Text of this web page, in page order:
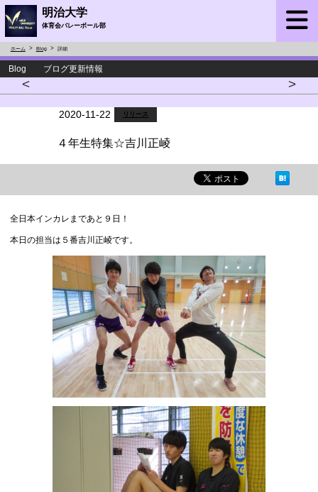
明治大学
体育会バレーボール部
ホーム Blog 詳細
Blog ブログ更新情報
< >
2020-11-22 リリース
４年生特集☆吉川正崚
全日本インカレまであと９日！
本日の担当は５番吉川正崚です。